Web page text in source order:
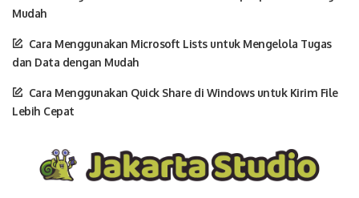
Mudah
Cara Menggunakan Microsoft Lists untuk Mengelola Tugas
dan Data dengan Mudah
Cara Menggunakan Quick Share di Windows untuk Kirim File
Lebih Cepat